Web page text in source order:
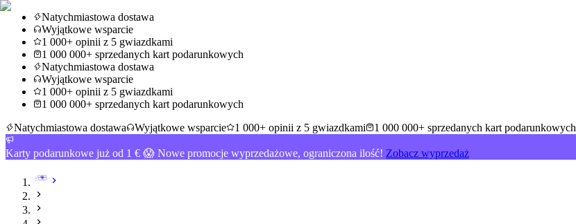
Natychmiastowa dostawa
Wyjątkowe wsparcie
1 000+ opinii z 5 gwiazdkami
1 000 000+ sprzedanych kart podarunkowych
Natychmiastowa dostawa
Wyjątkowe wsparcie
1 000+ opinii z 5 gwiazdkami
1 000 000+ sprzedanych kart podarunkowych
Natychmiastowa dostawa
Wyjątkowe wsparcie 1 000+ opinii z 5 gwiazdkami 1 000 000+ sprzedanych kart podarunkowych
Karty podarunkowe już od 1 € 😱 Nowe promocje wyprzedażowe, ograniczona ilość! Zobacz wyprzedaż